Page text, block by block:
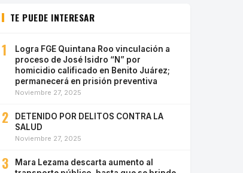
TE PUEDE INTERESAR
1
Logra FGE Quintana Roo vinculación a
proceso de José Isidro “N” por
homicidio calificado en Benito Juárez;
permanecerá en prisión preventiva
Noviembre 27, 2025
2
DETENIDO POR DELITOS CONTRA LA
SALUD
Noviembre 27, 2025
3
Mara Lezama descarta aumento al